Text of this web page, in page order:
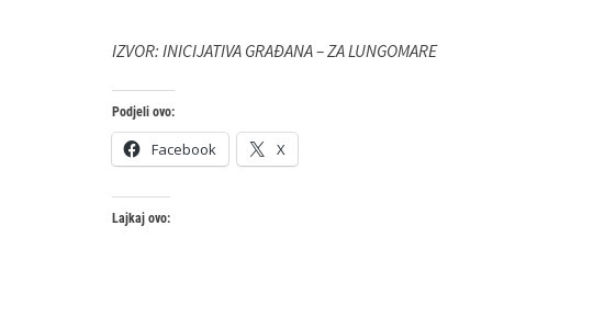
IZVOR: INICIJATIVA GRAĐANA – ZA LUNGOMARE
Podjeli ovo:
Facebook X
Lajkaj ovo: